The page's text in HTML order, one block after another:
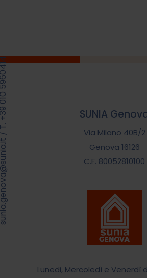
SUNIA
Via Milano 40B/2
Genova 16126
C.F. 80052810100
Lunedi, Mercoledì e Venerdì